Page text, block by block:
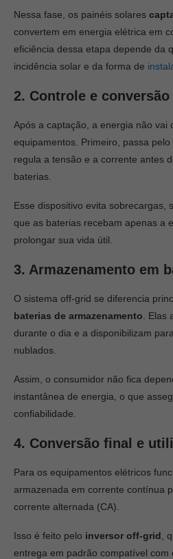
Nessa fase, os painéis solares
convertem em energia elétrica em
eficiência dessa etapa depende da
incidência solar e da forma de
2. Controle e conversão
Após a captação, a energia não vai
equipamentos. Primeiro, passa pelo
regula a tensão e a corrente antes
baterias.
Esse dispositivo evita sobrecargas,
que as baterias recebam apenas a
prolongar sua vida útil.
3. Armazenamento em
O sistema off-grid se diferencia
baterias de armazenamento .
durante o dia e a disponibilizam
nublados.
Assim, o consumidor não fica
instantânea de energia, o que
confiabilidade.
4. Conversão final e
Para os equipamentos elétricos
armazenada em corrente contínua
corrente alternada (CA).
Isso é feito pelo inversor off-grid ,
entrega em padrão compatível com